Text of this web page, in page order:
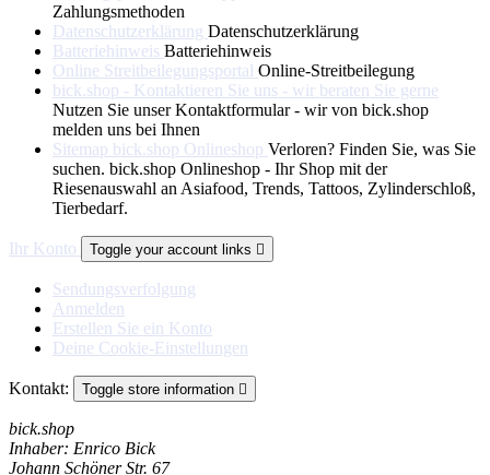
Zahlungsmethoden
Datenschutzerklärung Datenschutzerklärung
Batteriehinweis Batteriehinweis
Online Streitbeilegungsportal Online-Streitbeilegung
bick.shop - Kontaktieren Sie uns - wir beraten Sie gerne
Nutzen Sie unser Kontaktformular - wir von bick.shop
melden uns bei Ihnen
Sitemap bick.shop Onlineshop Verloren? Finden Sie, was Sie
suchen. bick.shop Onlineshop - Ihr Shop mit der
Riesenauswahl an Asiafood, Trends, Tattoos, Zylinderschloß,
Tierbedarf.
Ihr Konto Toggle your account links 
Sendungsverfolgung
Anmelden
Erstellen Sie ein Konto
Deine Cookie-Einstellungen
Kontakt: Toggle store information 
bick.shop
Inhaber: Enrico Bick
Johann Schöner Str. 67